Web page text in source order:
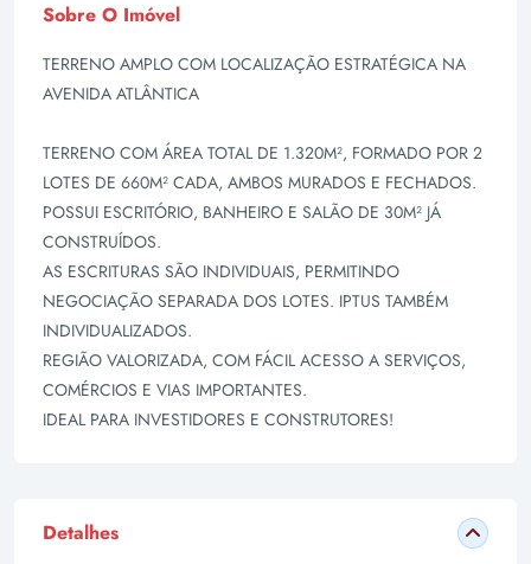
Sobre O Imóvel
TERRENO AMPLO COM LOCALIZAÇÃO ESTRATÉGICA NA
AVENIDA ATLÂNTICA
TERRENO COM ÁREA TOTAL DE 1.320M², FORMADO POR 2
LOTES DE 660M² CADA, AMBOS MURADOS E FECHADOS.
POSSUI ESCRITÓRIO, BANHEIRO E SALÃO DE 30M² JÁ
CONSTRUÍDOS.
AS ESCRITURAS SÃO INDIVIDUAIS, PERMITINDO
NEGOCIAÇÃO SEPARADA DOS LOTES. IPTUS TAMBÉM
INDIVIDUALIZADOS.
REGIÃO VALORIZADA, COM FÁCIL ACESSO A SERVIÇOS,
COMÉRCIOS E VIAS IMPORTANTES.
IDEAL PARA INVESTIDORES E CONSTRUTORES!
Detalhes